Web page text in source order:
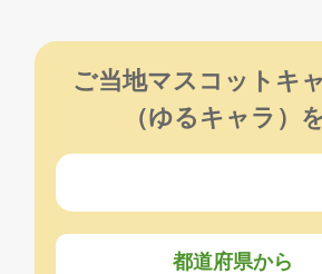
ご当地マスコットキ
（ゆるキャラ）
都道府県から